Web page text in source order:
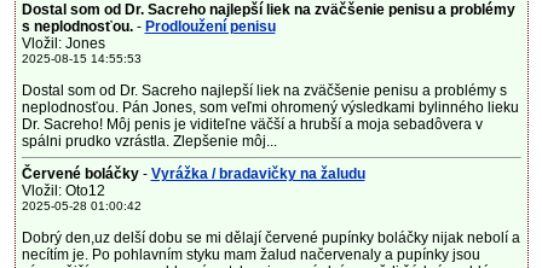
Dostal som od Dr. Sacreho najlepší liek na zväčšenie penisu a problémy
s neplodnosťou.- Prodloužení penisu
Vložil: Jones
2025-08-15 14:55:53
Dostal som od Dr. Sacreho najlepší liek na zväčšenie penisu a problémy s
neplodnosťou. Pán Jones, som veľmi ohromený výsledkami bylinného lieku
Dr. Sacreho! Môj penis je viditeľne väčší a hrubší a moja sebadôvera v
spálni prudko vzrástla. Zlepšenie môj...
Červené boláčky - Vyrážka / bradavičky na žaludu
Vložil: Oto12
2025-05-28 01:00:42
Dobrý den,uz delší dobu se mi dělají červené pupínky boláčky nijak nebolí a
necítím je. Po pohlavním styku mam žalud načervenaly a pupínky jsou